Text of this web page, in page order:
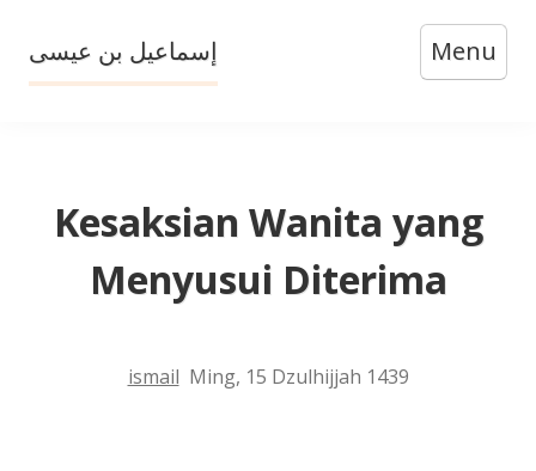
content
إسماعيل بن عيسى Menu
Kesaksian Wanita yang
Menyusui Diterima
ismail Ming, 15 Dzulhijjah 1439